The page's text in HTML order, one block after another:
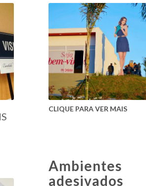
CLIQUE PARA VER MAIS
Ambientes
adesivados